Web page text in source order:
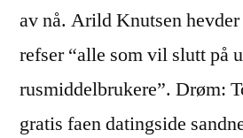
av nå. Arild Knutsen
refser “alle som vil slutt på
rusmiddelbrukere”. Drøm:
gratis faen datingside